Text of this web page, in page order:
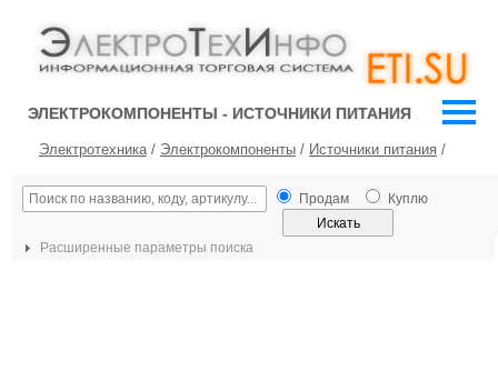
ЭЛЕКТРОКОМПОНЕНТЫ - ИСТОЧНИКИ ПИТАНИЯ
Электротехника/ Электрокомпоненты / Источники питания /
Продам Куплю
Расширенные параметры поиска